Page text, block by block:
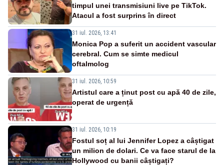
timpul unei transmisiuni live pe TikTok.
Atacul a fost surprins în direct
31 iul. 2026, 13:41
Monica Pop a suferit un accident vascular
cerebral. Cum se simte medicul
oftalmolog
31 iul. 2026, 10:59
Artistul care a ținut post cu apă 40 de zile,
operat de urgență
31 iul. 2026, 10:19
Fostul soț al lui Jennifer Lopez a câștigat
un milion de dolari. Ce va face starul de la
Hollywood cu banii câștigați?